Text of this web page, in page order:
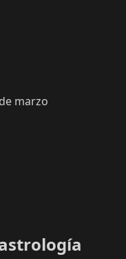
marzo